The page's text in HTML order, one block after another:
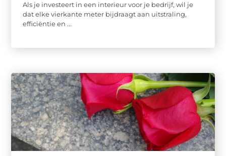
Als je investeert in een interieur voor je bedrijf, wil je
dat elke vierkante meter bijdraagt aan uitstraling,
efficiëntie en ...